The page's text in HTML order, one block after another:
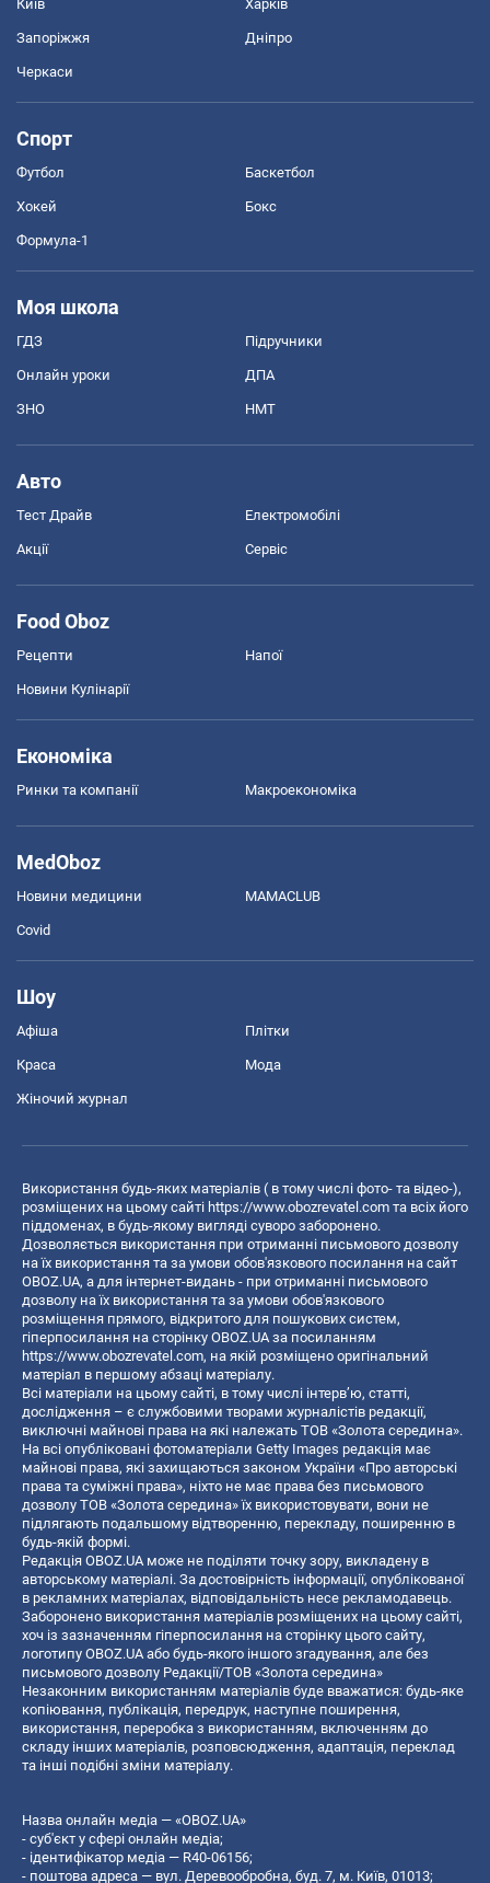
Київ Харків
Запоріжжя Дніпро
Черкаси
Спорт
Футбол Баскетбол
Хокей Бокс
Формула-1
Моя школа
ГДЗ Підручники
Онлайн уроки ДПА
ЗНО НМТ
Авто
Тест Драйв Електромобілі
Акції Сервіс
Food Oboz
Рецепти Напої
Новини Кулінарії
Економіка
Ринки та компанії Макроекономіка
MedOboz
Новини медицини MAMACLUB
Covid
Шоу
Афіша Плітки
Краса Мода
Жіночий журнал
Використання будь-яких матеріалів ( в тому числі фото- та відео-),
розміщених на цьому сайті https://www.obozrevatel.com та всіх його
піддоменах, в будь-якому вигляді суворо заборонено.
Дозволяється використання при отриманні письмового дозволу
на їх використання та за умови обов'язкового посилання на сайт
OBOZ.UA, а для інтернет-видань - при отриманні письмового
дозволу на їх використання та за умови обов'язкового
розміщення прямого, відкритого для пошукових систем,
гіперпосилання на сторінку OBOZ.UA за посиланням
https://www.obozrevatel.com, на якій розміщено оригінальний
матеріал в першому абзаці матеріалу.
Всі матеріали на цьому сайті, в тому числі інтерв’ю, статті,
дослідження – є службовими творами журналістів редакції,
виключні майнові права на які належать ТОВ «Золота середина».
На всі опубліковані фотоматеріали Getty Images редакція має
майнові права, які захищаються законом України «Про авторські
права та суміжні права», ніхто не має права без письмового
дозволу ТОВ «Золота середина» їх використовувати, вони не
підлягають подальшому відтворенню, перекладу, поширенню в
будь-якій формі.
Редакція OBOZ.UA може не поділяти точку зору, викладену в
авторському матеріалі. За достовірність інформації, опублікованої
в рекламних матеріалах, відповідальність несе рекламодавець.
Заборонено використання матеріалів розміщених на цьому сайті,
хоч із зазначенням гіперпосилання на сторінку цього сайту,
логотипу OBOZ.UA або будь-якого іншого згадування, але без
письмового дозволу Редакції/ТОВ «Золота середина»
Незаконним використанням матеріалів буде вважатися: будь-яке
копiювання, публiкацiя, передрук, наступне поширення,
використання, переробка з використанням, включенням до
складу інших матеріалів, розповсюдження, адаптація, переклад
та інші подібні зміни матеріалу.
Назва онлайн медіа — «OBOZ.UA»
- суб'єкт у сфері онлайн медіа;
- ідентифікатор медіа — R40-06156;
- поштова адреса — вул. Деревообробна, буд. 7, м. Київ, 01013;